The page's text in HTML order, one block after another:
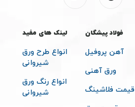
فولاد پیشگان
آهن پروفیل
ورق آهنی
قیمت فلاشینگ
لینک های مفید
انواع طرح ورق
شیروانی
انواع رنگ ورق
شیروانی